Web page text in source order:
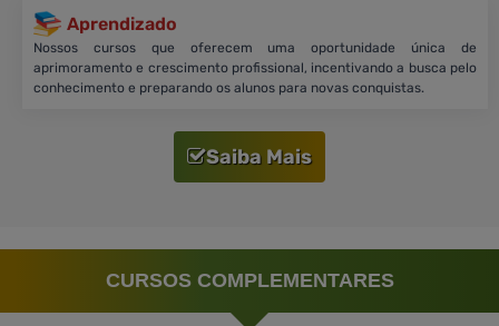
Aprendizado
Nossos cursos que oferecem uma oportunidade única de
aprimoramento e crescimento profissional, incentivando a busca pelo
conhecimento e preparando os alunos para novas conquistas.
Saiba Mais
CURSOS COMPLEMENTARES